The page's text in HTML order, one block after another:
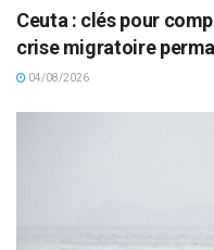
Ceuta : clés pour
crise migratoire
04/08/2026